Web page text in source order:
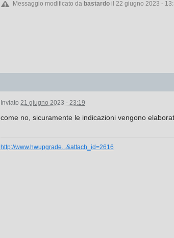
Messaggio modificato da bastardoil 22 giugno 2023 -
Inviato 21 giugno 2023 - 23:19
come no, sicuramente le indicazioni vengono
http://www.hwupgrade...&attach_id=2616